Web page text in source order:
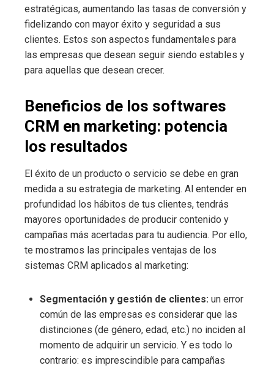
estratégicas, aumentando las tasas de conversión y
fidelizando con mayor éxito y seguridad a sus
clientes. Estos son aspectos fundamentales para
las empresas que desean seguir siendo estables y
para aquellas que desean crecer.
Beneficios de los softwares
CRM en marketing: potencia
los resultados
El éxito de un producto o servicio se debe en gran
medida a su estrategia de marketing. Al entender en
profundidad los hábitos de tus clientes, tendrás
mayores oportunidades de producir contenido y
campañas más acertadas para tu audiencia. Por ello,
te mostramos las principales ventajas de los
sistemas CRM aplicados al marketing:
Segmentación y gestión de clientes: un error
común de las empresas es considerar que las
distinciones (de género, edad, etc.) no inciden al
momento de adquirir un servicio. Y es todo lo
contrario: es imprescindible para campañas